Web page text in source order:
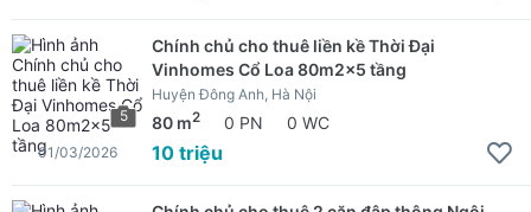
5
Chính chủ cho thuê liền kề Thời Đại
Vinhomes Cổ Loa 80m2x5 tầng
Huyện Đông Anh, Hà Nội
80 m2 0 PN 0 WC
10 triệu
01/03/2026